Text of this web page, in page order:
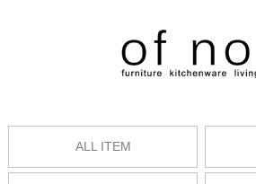
ALL ITEM